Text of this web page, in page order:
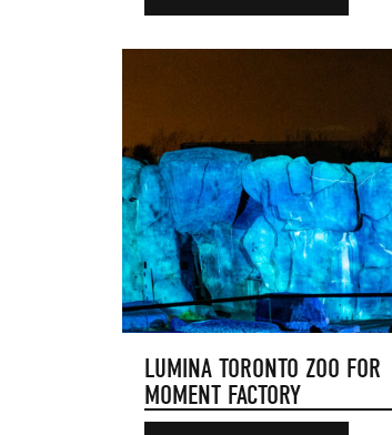
LUMINA TORONTO ZOO FOR
MOMENT FACTORY